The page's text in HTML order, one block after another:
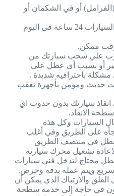
أو في الشكمان أو
• أن تتوافر خدمة سطحة انقاذ السيارات 24 ساعة فى اليوم
ممكن.
علي سحب سيارتك من
أو بسبب أى عطل على
باحترافيه شديدة .
حديث ومؤمن بأجهزة تعقب
سيارتك بدون حدوث اي
الانقاذ.
السيارات وكل هذه
على الطريق وفي أغلب
في منتصف الطريق
لاعادة تشغيل محرك سيارته
محتاج لتدخل فني سيارات
سريع ويتم عمله بدقه وحرص.
مدى القلق والارتباك الذي يمكن أن
في حاجة إلى خدمة سطحة